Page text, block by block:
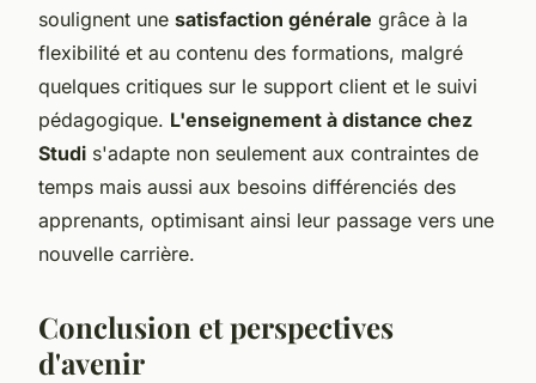
soulignent une satisfaction générale grâce à la
flexibilité et au contenu des formations, malgré
quelques critiques sur le support client et le suivi
pédagogique. L'enseignement à distance chez
Studi s'adapte non seulement aux contraintes de
temps mais aussi aux besoins différenciés des
apprenants, optimisant ainsi leur passage vers une
nouvelle carrière.
Conclusion et perspectives
d'avenir